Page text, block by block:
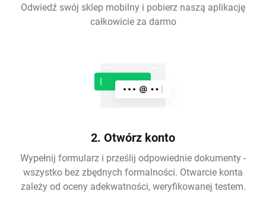
Odwiedź swój sklep mobilny i pobierz naszą aplikację
całkowicie za darmo
2. Otwórz konto
Wypełnij formularz i prześlij odpowiednie dokumenty -
wszystko bez zbędnych formalności. Otwarcie konta
zależy od oceny adekwatności, weryfikowanej testem.